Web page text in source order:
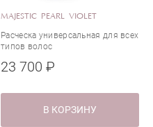
MAJESTIC PEARL VIOLET
Расческа универсальная для всех
типов волос
23 700 ₽
В КОРЗИНУ